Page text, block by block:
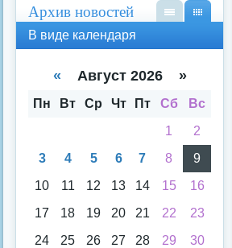
Архив новостей
кал
аря
спи
В виде календаря
« Август 2026 »
Пн Вт Ср Чт Пт Сб
Вс
1
2
3
4 5 6 7 8
9
10
11 12 13 14 15
16
17
18 19 20 21 22
23
24
25 26 27 28 29
30